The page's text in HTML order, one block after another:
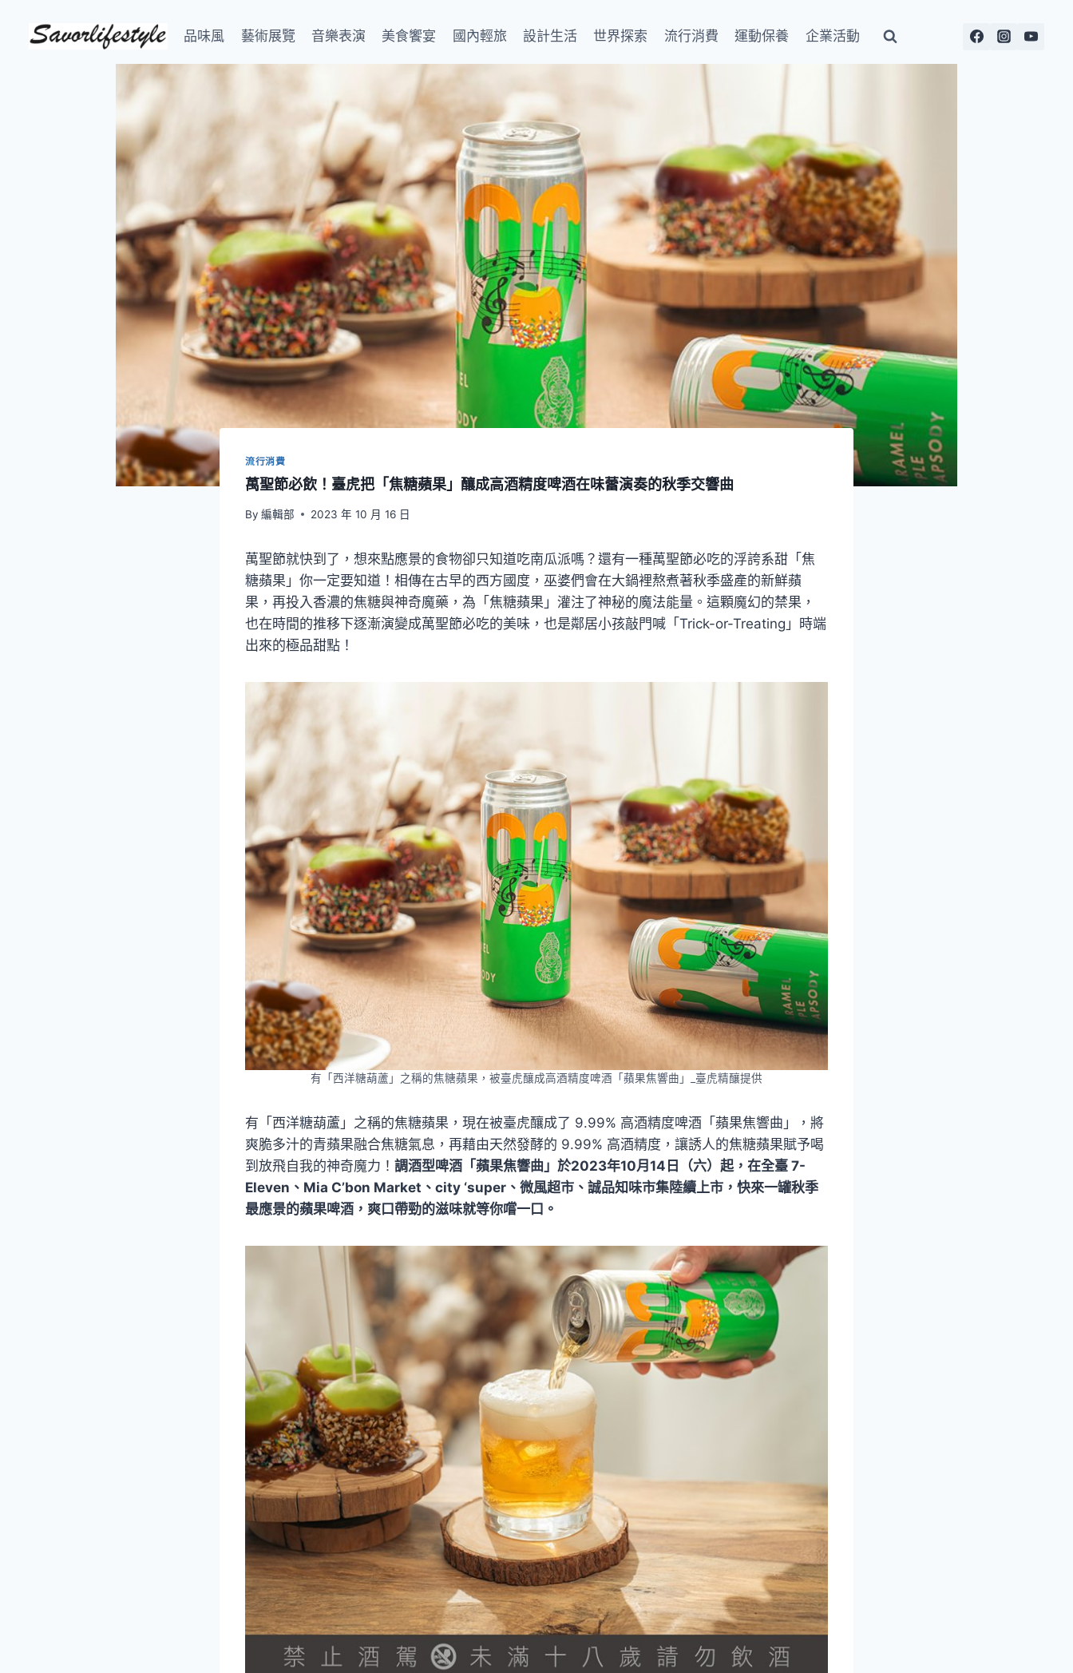
品味風 藝術展覽 音樂表演 美食饗宴 國內輕旅 設計生活 世界探索 流行消費 運動保養 企業活動
流行消費
萬聖節必飲！臺虎把「焦糖蘋果」釀成高酒精度啤酒在味蕾演奏的秋季交響曲
By 編輯部 2023 年 10 月 16 日
萬聖節就快到了，想來點應景的食物卻只知道吃南瓜派嗎？還有一種萬聖節必吃的浮誇系甜「焦
糖蘋果」你一定要知道！相傳在古早的西方國度，巫婆們會在大鍋裡熬煮著秋季盛產的新鮮蘋
果，再投入香濃的焦糖與神奇魔藥，為「焦糖蘋果」灌注了神秘的魔法能量。這顆魔幻的禁果，
也在時間的推移下逐漸演變成萬聖節必吃的美味，也是鄰居小孩敲門喊「Trick-or-Treating」時端
出來的極品甜點！
有「西洋糖葫蘆」之稱的焦糖蘋果，被臺虎釀成高酒精度啤酒「蘋果焦響曲」_臺虎精釀提供
有「西洋糖葫蘆」之稱的焦糖蘋果，現在被臺虎釀成了 9.99% 高酒精度啤酒「蘋果焦響曲」，將
爽脆多汁的青蘋果融合焦糖氣息，再藉由天然發酵的 9.99% 高酒精度，讓誘人的焦糖蘋果賦予喝
到放飛自我的神奇魔力！ 調酒型啤酒「蘋果焦響曲」於2023年10月14日（六）起，在全臺 7-
Eleven、Mia C’bon Market、city ‘super、微風超市、誠品知味市集陸續上市，快來一罐秋季
最應景的蘋果啤酒，爽口帶勁的滋味就等你嚐一口。